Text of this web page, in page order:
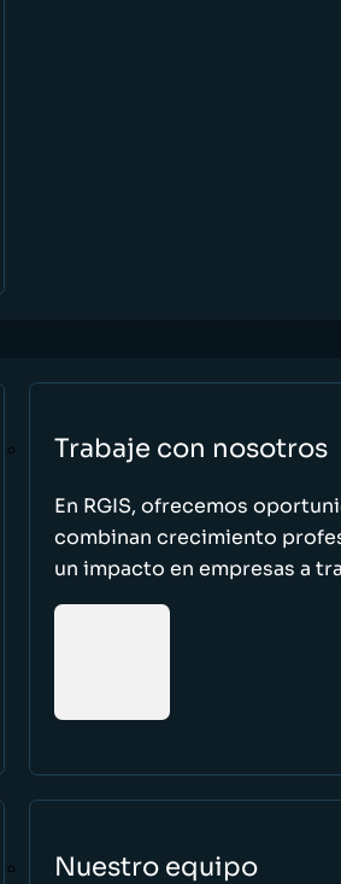
Trabaje con nosotros
En RGIS, ofrecemos
combinan crecimiento
un impacto en empresas a
Nuestro equipo